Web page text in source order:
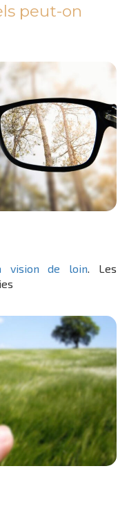
peut-on
de loin. Les